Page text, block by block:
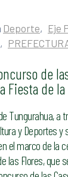
Deporte‚ Eje
‚
de
Fiesta de
Tungurahua, a
y Deportes
el marco de la
las Flores, que